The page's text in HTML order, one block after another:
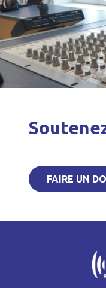
FAIRE UN